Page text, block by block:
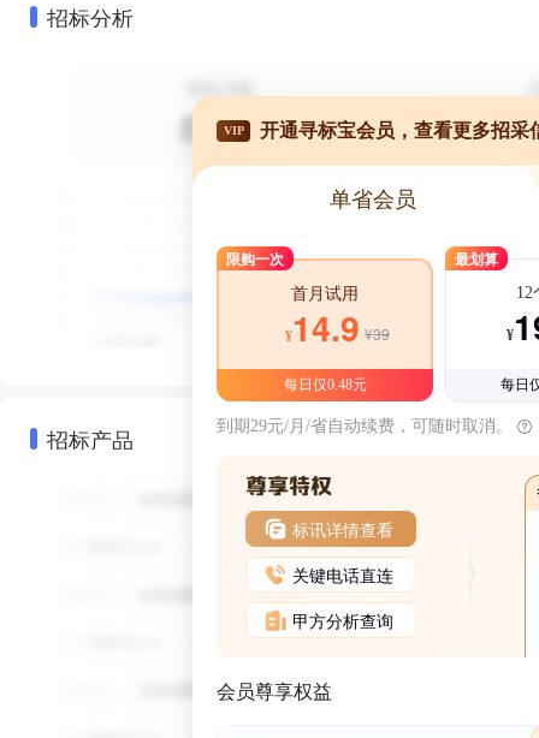
招标分析
招标产品
VIP 开通寻标宝会员，查看更多招采
单省会员
限购一次
首月试用
¥14.9 ¥39
每日仅0.48元
最划算
12
¥
每日
到期29元/月/省自动续费，可随时取消。
标讯详情查看
关键电话直连
甲方分析查询
会员尊享权益